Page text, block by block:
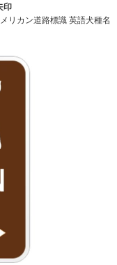
印
リカン道路標識 英語犬種名